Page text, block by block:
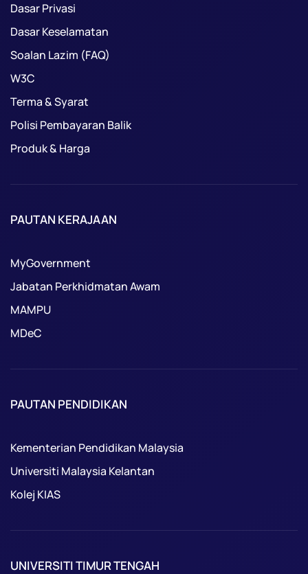
Dasar Privasi
Dasar Keselamatan
Soalan Lazim (FAQ)
W3C
Terma & Syarat
Polisi Pembayaran Balik
Produk & Harga
PAUTAN KERAJAAN
MyGovernment
Jabatan Perkhidmatan Awam
MAMPU
MDeC
PAUTAN PENDIDIKAN
Kementerian Pendidikan Malaysia
Universiti Malaysia Kelantan
Kolej KIAS
UNIVERSITI TIMUR TENGAH